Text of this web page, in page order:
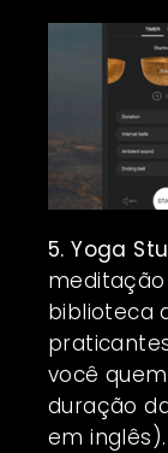
5. Yoga
biblioteca
você
duração
em inglês).